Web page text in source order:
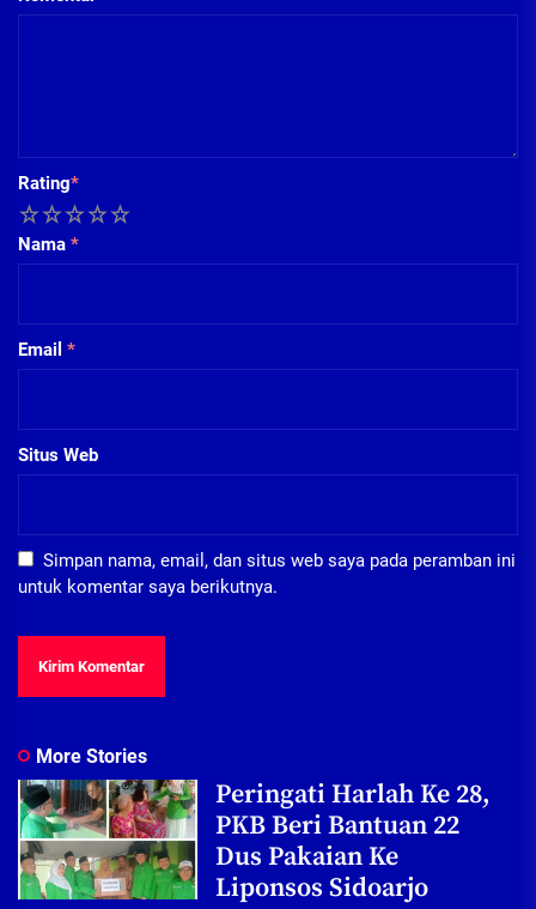
Rating*
5
4
3
2
Nama *
Email *
Situs Web
Simpan nama, email, dan situs web saya pada peramban ini
untuk komentar saya berikutnya.
More Stories
Peringati Harlah Ke 28,
PKB Beri Bantuan 22
Dus Pakaian Ke
Liponsos Sidoarjo